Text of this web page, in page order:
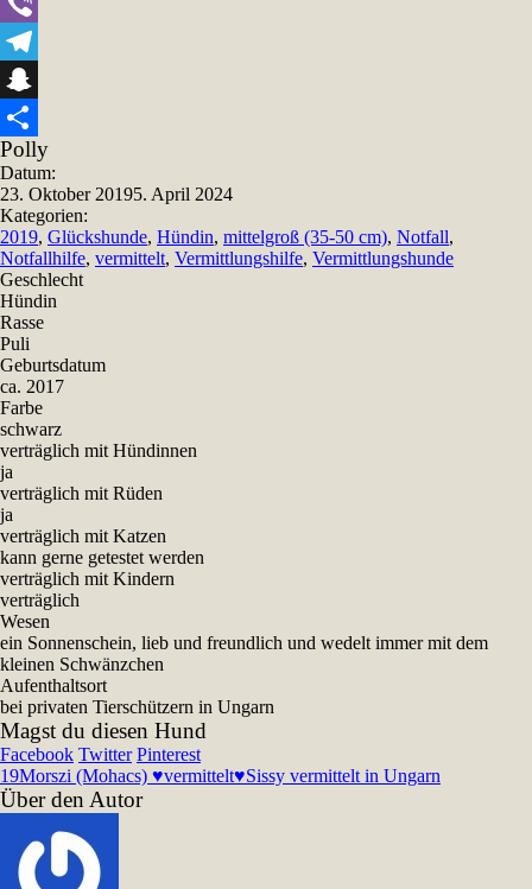
Viber
Telegram
Snapchat
Teilen
Polly
Datum:
23. Oktober 20195. April 2024
Kategorien:
2019, Glückshunde, Hündin, mittelgroß (35-50 cm), Notfall,
Notfallhilfe, vermittelt, Vermittlungshilfe, Vermittlungshunde
Geschlecht
Hündin
Rasse
Puli
Geburtsdatum
ca. 2017
Farbe
schwarz
verträglich mit Hündinnen
ja
verträglich mit Rüden
ja
verträglich mit Katzen
kann gerne getestet werden
verträglich mit Kindern
verträglich
Wesen
ein Sonnenschein, lieb und freundlich und wedelt immer mit dem
kleinen Schwänzchen
Aufenthaltsort
bei privaten Tierschützern in Ungarn
Magst du diesen Hund
Facebook Twitter Pinterest
19Morszi (Mohacs) ♥vermittelt♥Sissy vermittelt in Ungarn
Über den Autor